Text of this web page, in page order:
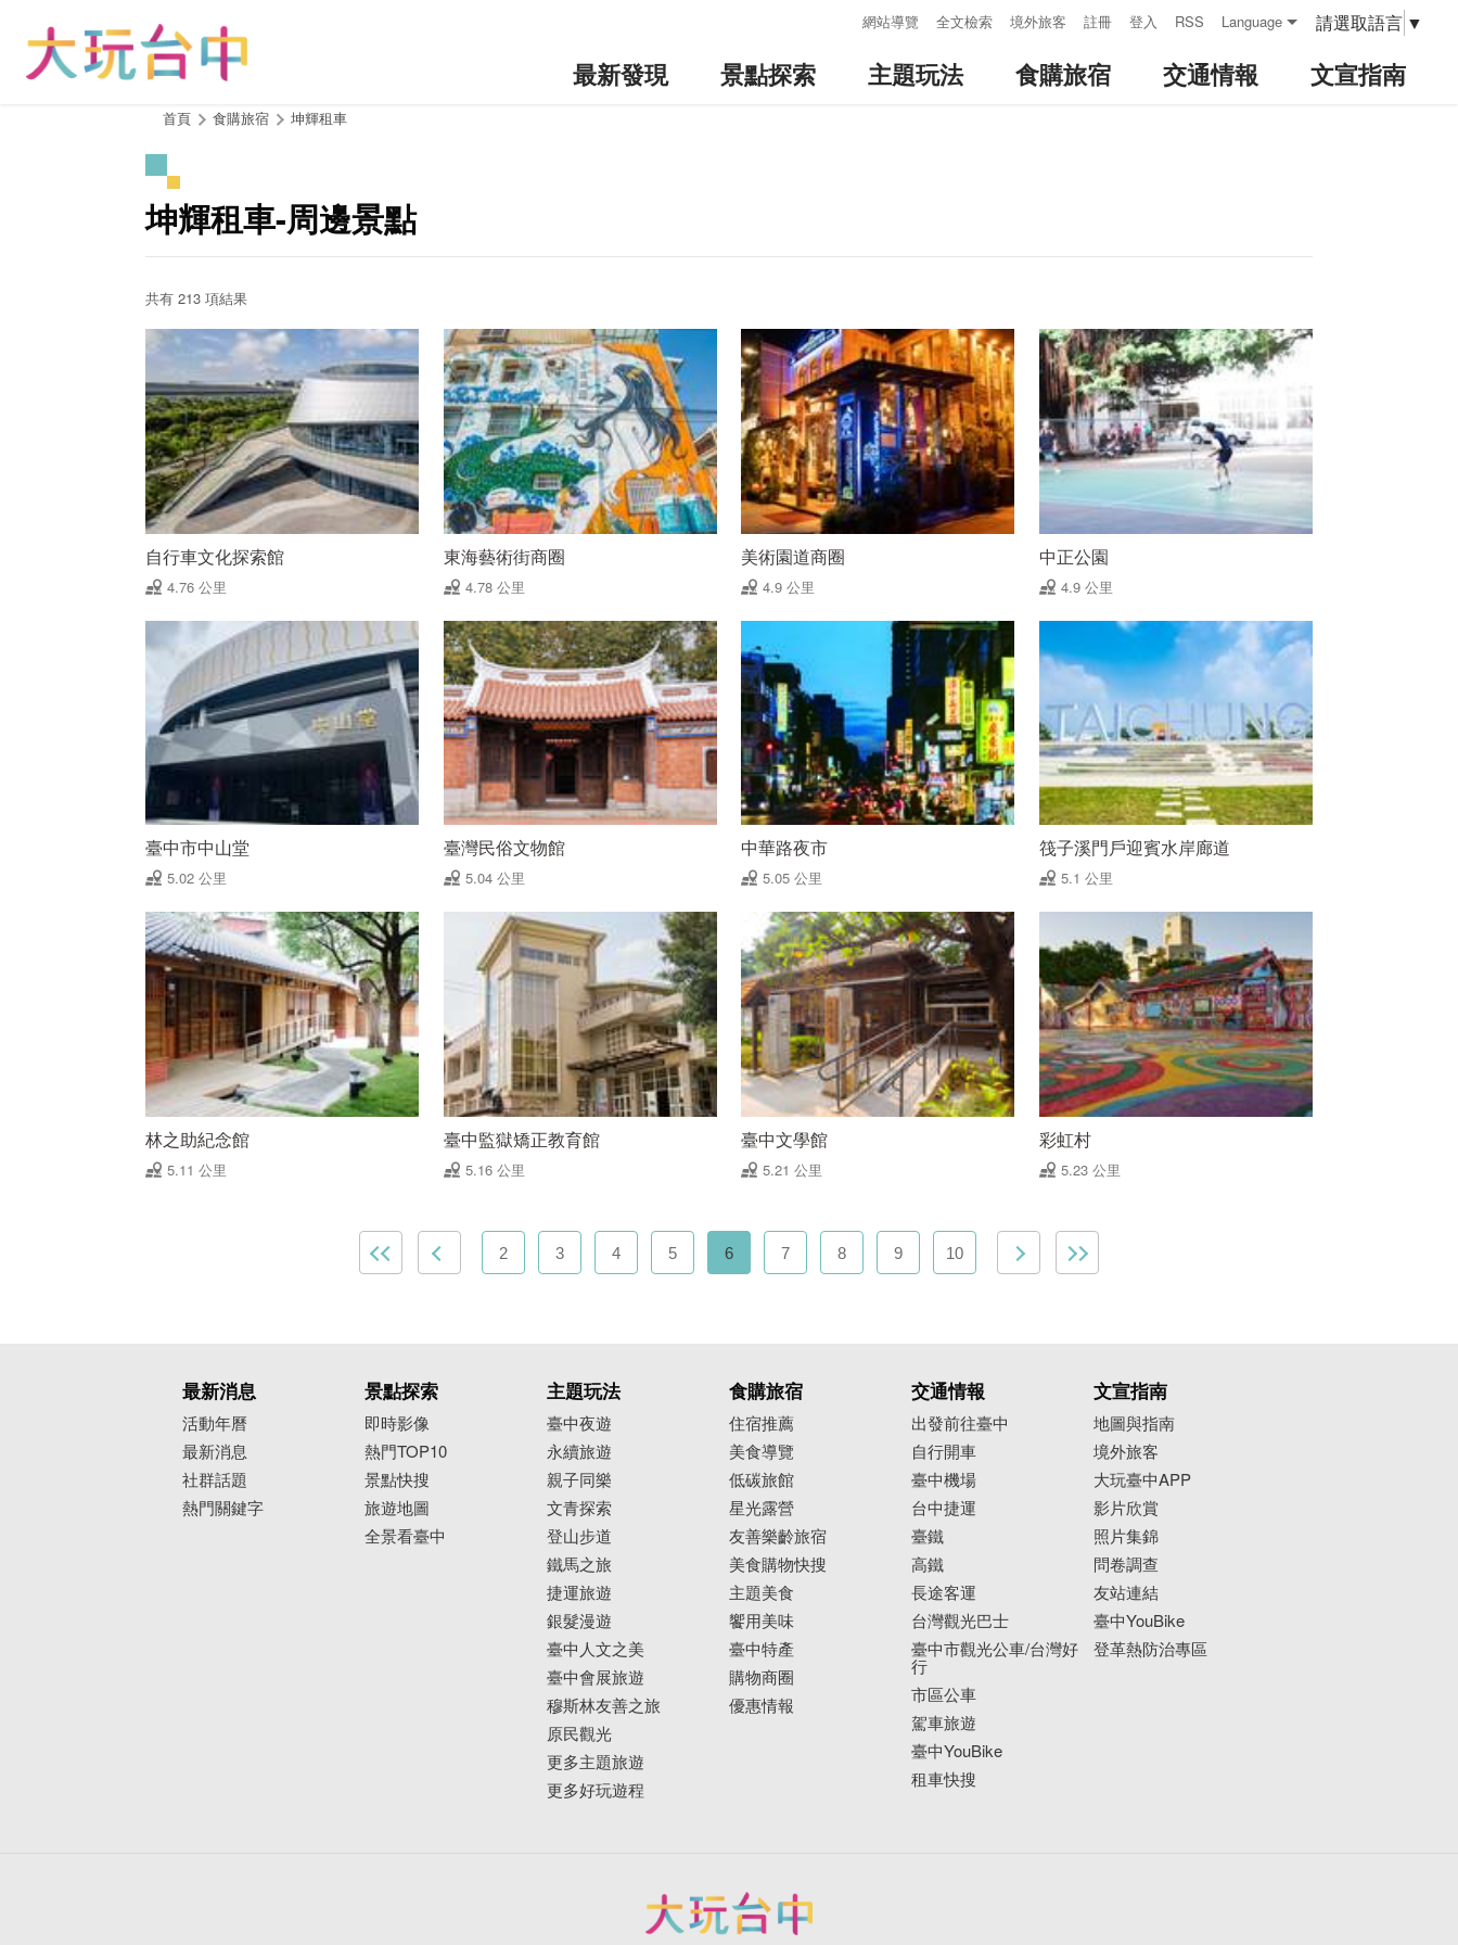
網站導覽 全文檢索 境外旅客 註冊 登入 RSS Language 請選取語言 ▼
最新發現 景點探索 主題玩法 食購旅宿 交通情報 文宣指南
首頁 食購旅宿 坤輝租車
坤輝租車-周邊景點
共有 213 項結果
自行車文化探索館
4.76 公里
東海藝術街商圈
4.78 公里
美術園道商圈
4.9 公里
中正公園
4.9 公里
臺中市中山堂
5.02 公里
臺灣民俗文物館
5.04 公里
中華路夜市
5.05 公里
筏子溪門戶迎賓水岸廊道
5.1 公里
林之助紀念館
5.11 公里
臺中監獄矯正教育館
5.16 公里
臺中文學館
5.21 公里
彩虹村
5.23 公里
2 3 4 5 6 7 8 9 10
最新消息
活動年曆
最新消息
社群話題
熱門關鍵字
景點探索
即時影像
熱門TOP10
景點快搜
旅遊地圖
全景看臺中
主題玩法
臺中夜遊
永續旅遊
親子同樂
文青探索
登山步道
鐵馬之旅
捷運旅遊
銀髮漫遊
臺中人文之美
臺中會展旅遊
穆斯林友善之旅
原民觀光
更多主題旅遊
更多好玩遊程
食購旅宿
住宿推薦
美食導覽
低碳旅館
星光露營
友善樂齡旅宿
美食購物快搜
主題美食
饗用美味
臺中特產
購物商圈
優惠情報
交通情報
出發前往臺中
自行開車
臺中機場
台中捷運
臺鐵
高鐵
長途客運
台灣觀光巴士
臺中市觀光公車/台灣好
行
市區公車
駕車旅遊
臺中YouBike
租車快搜
文宣指南
地圖與指南
境外旅客
大玩臺中APP
影片欣賞
照片集錦
問卷調查
友站連結
臺中YouBike
登革熱防治專區